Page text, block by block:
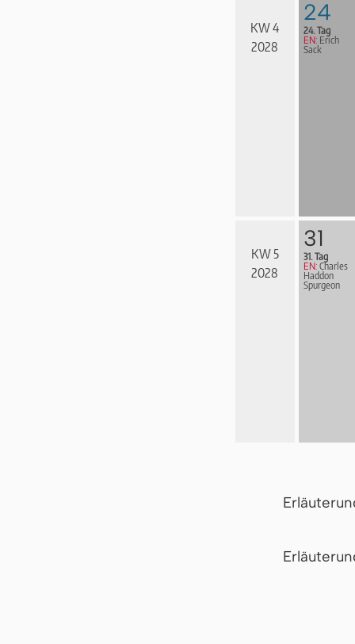
KW 4
2028
24
24. Tag
EN: Erich
Sack
KW 5
2028
31
31. Tag
EN: Charles
Haddon
Spurgeon